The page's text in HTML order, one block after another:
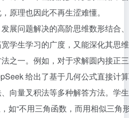
原理也因此不再生涩难懂。
展问题解决的高阶思维数形结合、
学生学习的广度，又能深化其思维
之一。例如，对于求解圆内接正三
给出了基于几何公式直接计算
向量叉积法等多种解答方法。学生
如“不用三角函数，而用相似三角